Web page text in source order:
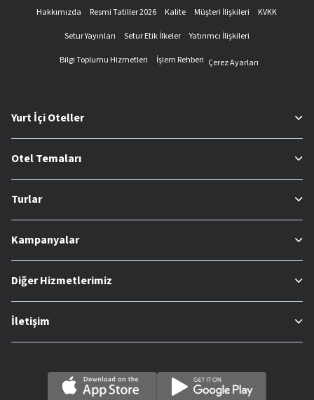
Hakkımızda Resmi Tatiller 2026 Kalite Müşteri İlişkileri
KVKK
Setur Yayınları
Setur Etik İlkeler
Yatırımcı İlişkileri
Bilgi Toplumu Hizmetleri
İşlem Rehberi Çerez Ayarları
Yurt İçi Oteller
Otel Temaları
Turlar
Kampanyalar
Diğer Hizmetlerimiz
İletişim